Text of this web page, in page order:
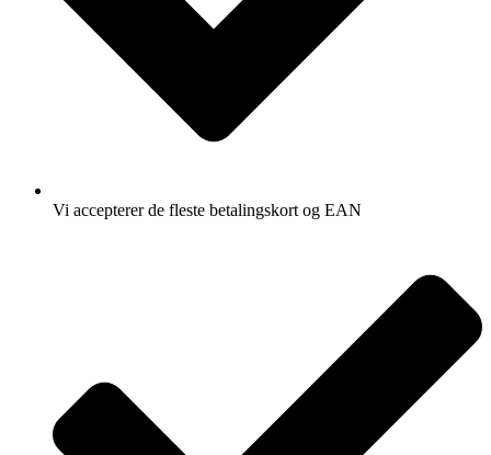
Vi accepterer de fleste betalingskort og EAN